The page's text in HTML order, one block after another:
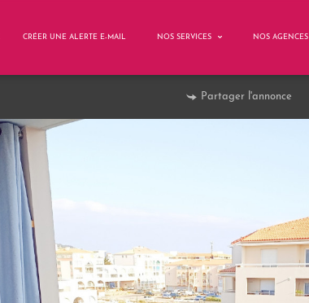
CRÉER UNE ALERTE E-MAIL NOS SERVICES NOS AGENCES
Partager l'annonce